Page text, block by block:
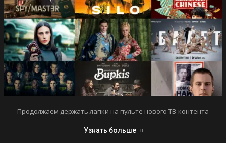
Продолжаем держать лапки на пульте нового ТВ-контента
Узнать больше